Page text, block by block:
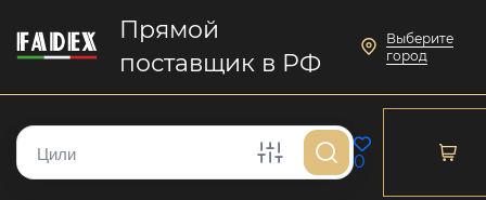
Прямой
поставщик в РФ
Выберите
город
0